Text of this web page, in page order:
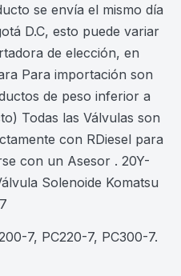
se envía el mismo día
D.C, esto puede variar
de elección, en
Para importación son
de peso inferior a
Todas las Válvulas son
con RDiesel para
con un Asesor . 20Y-
Solenoide Komatsu
7, PC220-7, PC300-7.